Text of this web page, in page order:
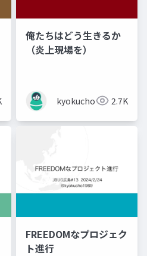
俺たちはどう生きるか
（炎上現場を）
kyokucho19892.7K
FREEDOMなプロジェク
ト進行